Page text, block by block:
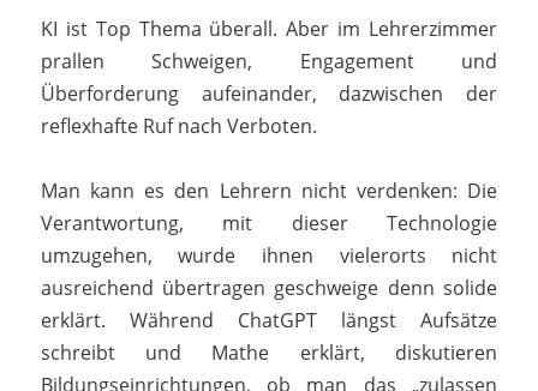
KI ist Top Thema überall. Aber im Lehrerzimmer
prallen Schweigen, Engagement und
Überforderung aufeinander, dazwischen der
reflexhafte Ruf nach Verboten.
Man kann es den Lehrern nicht verdenken: Die
Verantwortung, mit dieser Technologie
umzugehen, wurde ihnen vielerorts nicht
ausreichend übertragen geschweige denn solide
erklärt. Während ChatGPT längst Aufsätze
schreibt und Mathe erklärt, diskutieren
Bildungseinrichtungen, ob man das „zulassen